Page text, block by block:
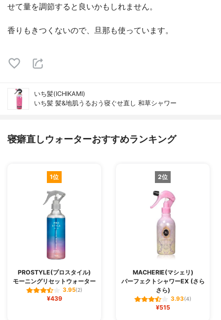
せて量を調節すると良いかもしれません。
香りもきつくないので、旦那も使っています。
いち髪(ICHIKAMI)
いち髪 髪&地肌うるおう寝ぐせ直し 和草シャワー
寝癖直しウォーターおすすめランキング
1位
PROSTYLE(プロスタイル)
モーニングリセットウォーター
3.95(2)
¥439
2位
MACHERIE(マシェリ)
パーフェクトシャワーEX (さら
さら)
3.93(4)
¥515